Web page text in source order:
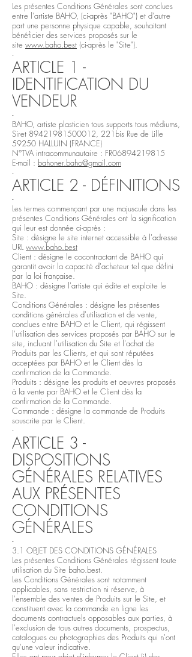
Les présentes Conditions Générales sont conclues
entre l'artiste BAHO, (ci-après "BAHO") et d'autre
part une personne physique capable, souhaitant
bénéficier des services proposés sur le
site www.baho.best (ci-après le "Site").
-
ARTICLE 1 -
IDENTIFICATION DU
VENDEUR
-
BAHO, artiste plasticien tous supports tous médiums,
Siret 89421981500012, 221bis Rue de Lille
59250 HALLUIN (FRANCE)
N°TVA intracommunautaire : FR06894219815
E-mail : bahoner.baho@gmail.com
-
ARTICLE 2 - DÉFINITIONS
-
Les termes commençant par une majuscule dans les
présentes Conditions Générales ont la signification
qui leur est donnée ci-après :
Site : désigne le site internet accessible à l'adresse
URL www.baho.best
Client : désigne le cocontractant de BAHO qui
garantit avoir la capacité d'acheteur tel que défini
par la loi française.
BAHO : désigne l'artiste qui édite et exploite le
Site.
Conditions Générales : désigne les présentes
conditions générales d'utilisation et de vente,
conclues entre BAHO et le Client, qui régissent
l'utilisation des services proposés par BAHO sur le
site, incluant l'utilisation du Site et l'achat de
Produits par les Clients, et qui sont réputées
acceptées par BAHO et le Client dès la
confirmation de la Commande.
Produits : désigne les produits et oeuvres proposés
à la vente par BAHO et le Client dès la
confirmation de la Commande.
Commande : désigne la commande de Produits
souscrite par le Client.
-
ARTICLE 3 -
DISPOSITIONS
GÉNÉRALES RELATIVES
AUX PRÉSENTES
CONDITIONS
GÉNÉRALES
-
3.1 OBJET DES CONDITIONS GÉNÉRALES
Les présentes Conditions Générales régissent toute
utilisation du Site baho.best.
Les Conditions Générales sont notamment
applicables, sans restriction ni réserve, à
l'ensemble des ventes de Produits sur le Site, et
constituent avec la commande en ligne les
documents contractuels opposables aux parties, à
l'exclusion de tous autres documents, prospectus,
catalogues ou photographies des Produits qui n'ont
qu'une valeur indicative.